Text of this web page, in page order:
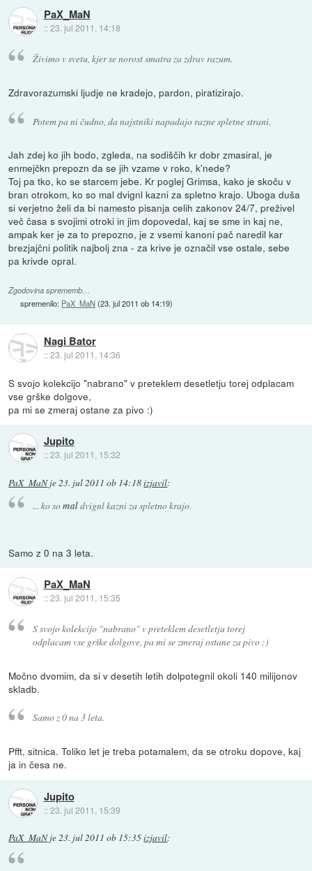
PaX_MaN
::23. jul 2011, 14:18
Živimo v svetu, kjer se norost smatra za zdrav razum.
Zdravorazumski ljudje ne kradejo, pardon, piratizirajo.
Potem pa ni čudno, da najstniki napadajo razne spletne strani.
Jah zdej ko jih bodo, zgleda, na sodiščih kr dobr zmasiral, je
enmejčkn prepozn da se jih vzame v roko, k'nede?
Toj pa tko, ko se starcem jebe. Kr poglej Grimsa, kako je skoču v
bran otrokom, ko so mal dvignl kazni za spletno krajo. Uboga duša
si verjetno želi da bi namesto pisanja celih zakonov 24/7, preživel
več časa s svojimi otroki in jim dopovedal, kaj se sme in kaj ne,
ampak ker je za to prepozno, je z vsemi kanoni pač naredil kar
brezjajčni politik najbolj zna - za krive je označil vse ostale, sebe
pa krivde opral.
Zgodovina sprememb…
spremenilo: PaX_MaN (23. jul 2011 ob 14:19)
Nagi Bator
::23. jul 2011, 14:36
S svojo kolekcijo "nabrano" v preteklem desetletju torej odplacam
vse grške dolgove,
pa mi se zmeraj ostane za pivo :)
Jupito
::23. jul 2011, 15:32
PaX_MaNje 23. jul 2011 ob 14:18izjavil:
... ko somaldvignl kazni za spletno krajo.
Samo z 0 na 3 leta.
PaX_MaN
::23. jul 2011, 15:35
S svojo kolekcijo "nabrano" v preteklem desetletju torej
odplacam vse grške dolgove, pa mi se zmeraj ostane za pivo :)
Močno dvomim, da si v desetih letih dolpotegnil okoli 140 milijonov
skladb.
Samo z 0 na 3 leta.
Pfft, sitnica. Toliko let je treba potamalem, da se otroku dopove, kaj
ja in česa ne.
Jupito
::23. jul 2011, 15:39
PaX_MaNje23. jul 2011 ob 15:35izjavil: